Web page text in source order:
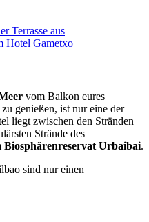
vom Balkon eures
genießen, ist nur eine der
liegt zwischen den Stränden
Strände des
Biosphärenreservat Urbaibai.
sind nur einen